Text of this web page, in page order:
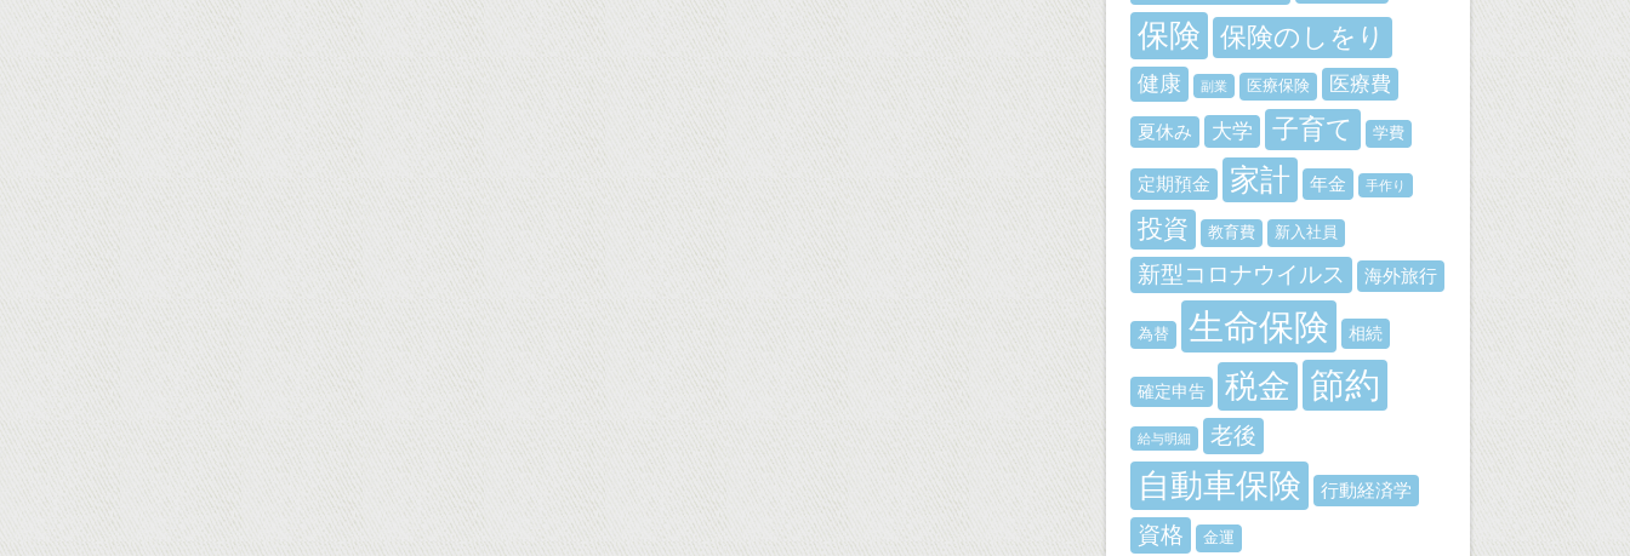
保険 保険のしをり
健康 副業 医療保険 医療費
夏休み 大学 子育て 学費
定期預金 家計 年金 手作り
投資 教育費 新入社員
新型コロナウイルス 海外旅行
為替 生命保険 相続
確定申告 税金 節約
給与明細 老後
自動車保険 行動経済学
資格 金運